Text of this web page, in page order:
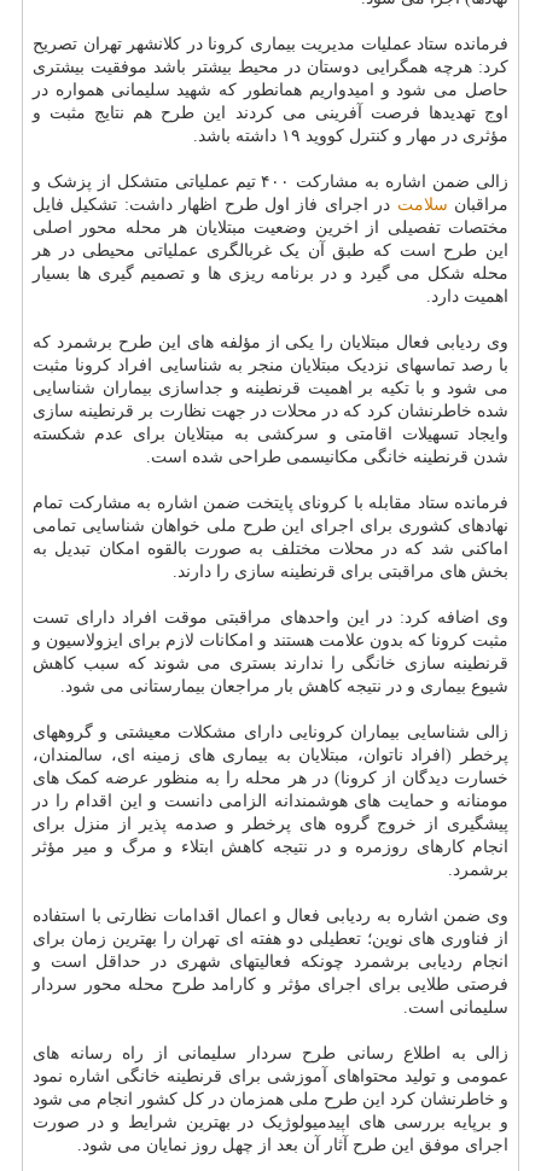
فرمانده ستاد عملیات مدیریت بیماری کرونا در کلانشهر تهران تصریح
کرد: هرچه همگرایی دوستان در محیط بیشتر باشد موفقیت بیشتری
حاصل می شود و امیدواریم همانطور که شهید سلیمانی همواره در
اوج تهدیدها فرصت آفرینی می کردند این طرح هم نتایج مثبت و
مؤثری در مهار و کنترل کووید ۱۹ داشته باشد.
زالی ضمن اشاره به مشارکت ۴۰۰ تیم عملیاتی متشکل از پزشک و
مراقبان سلامت در اجرای فاز اول طرح اظهار داشت: تشکیل فایل
مختصات تفصیلی از اخرین وضعیت مبتلایان هر محله محور اصلی
این طرح است که طبق آن یک غربالگری عملیاتی محیطی در هر
محله شکل می گیرد و در برنامه ریزی ها و تصمیم گیری ها بسیار
اهمیت دارد.
وی ردیابی فعال مبتلایان را یکی از مؤلفه های این طرح برشمرد که
با رصد تماسهای نزدیک مبتلایان منجر به شناسایی افراد کرونا مثبت
می شود و با تکیه بر اهمیت قرنطینه و جداسازی بیماران شناسایی
شده خاطرنشان کرد که در محلات در جهت نظارت بر قرنطینه سازی
وایجاد تسهیلات اقامتی و سرکشی به مبتلایان برای عدم شکسته
شدن قرنطینه خانگی مکانیسمی طراحی شده است.
فرمانده ستاد مقابله با کرونای پایتخت ضمن اشاره به مشارکت تمام
نهادهای کشوری برای اجرای این طرح ملی خواهان شناسایی تمامی
اماکنی شد که در محلات مختلف به صورت بالقوه امکان تبدیل به
بخش های مراقبتی برای قرنطینه سازی را دارند.
وی اضافه کرد: در این واحدهای مراقبتی موقت افراد دارای تست
مثبت کرونا که بدون علامت هستند و امکانات لازم برای ایزولاسیون و
قرنطینه سازی خانگی را ندارند بستری می شوند که سبب کاهش
شیوع بیماری و در نتیجه کاهش بار مراجعان بیمارستانی می شود.
زالی شناسایی بیماران کرونایی دارای مشکلات معیشتی و گروههای
پرخطر (افراد ناتوان، مبتلایان به بیماری های زمینه ای، سالمندان،
خسارت دیدگان از کرونا) در هر محله را به منظور عرضه کمک های
مومنانه و حمایت های هوشمندانه الزامی دانست و این اقدام را در
پیشگیری از خروج گروه های پرخطر و صدمه پذیر از منزل برای
انجام کارهای روزمره و در نتیجه کاهش ابتلاء و مرگ و میر مؤثر
برشمرد.
وی ضمن اشاره به ردیابی فعال و اعمال اقدامات نظارتی با استفاده
از فناوری های نوین؛ تعطیلی دو هفته ای تهران را بهترین زمان برای
انجام ردیابی برشمرد چونکه فعالیتهای شهری در حداقل است و
فرصتی طلایی برای اجرای مؤثر و کارامد طرح محله محور سردار
سلیمانی است.
زالی به اطلاع رسانی طرح سردار سلیمانی از راه رسانه های
عمومی و تولید محتواهای آموزشی برای قرنطینه خانگی اشاره نمود
و خاطرنشان کرد این طرح ملی همزمان در کل کشور انجام می شود
و برپایه بررسی های اپیدمیولوژیک در بهترین شرایط و در صورت
اجرای موفق این طرح آثار آن بعد از چهل روز نمایان می شود.